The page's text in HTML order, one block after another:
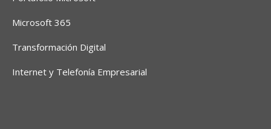
Microsoft 365
Transformación Digital
Internet y Telefonía Empresarial